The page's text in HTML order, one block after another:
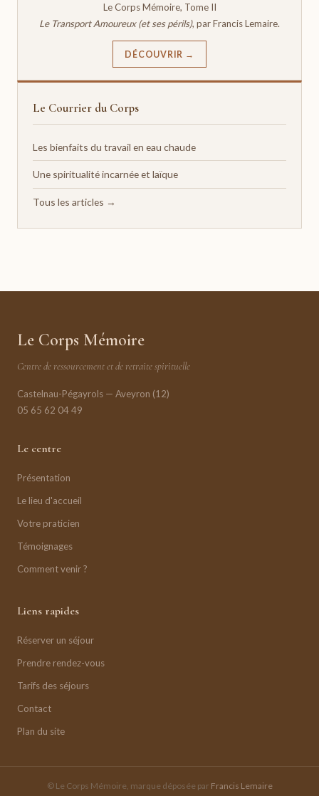
Le Corps Mémoire, Tome II
Le Transport Amoureux (et ses périls), par Francis Lemaire.
DÉCOUVRIR →
Le Courrier du Corps
Les bienfaits du travail en eau chaude
Une spiritualité incarnée et laïque
Tous les articles →
Le Corps Mémoire
Centre de ressourcement et de retraite spirituelle
Castelnau-Pégayrols — Aveyron (12)
05 65 62 04 49
Le centre
Présentation
Le lieu d'accueil
Votre praticien
Témoignages
Comment venir ?
Liens rapides
Réserver un séjour
Prendre rendez-vous
Tarifs des séjours
Contact
Plan du site
© Le Corps Mémoire, marque déposée par Francis Lemaire